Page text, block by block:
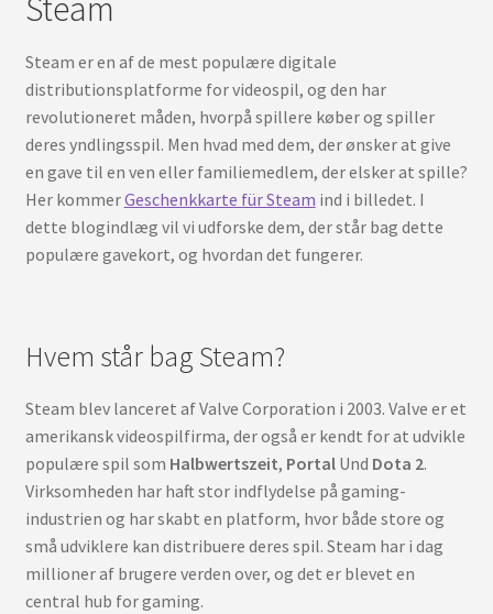
Steam
Steam er en af de mest populære digitale
distributionsplatforme for videospil, og den har
revolutioneret måden, hvorpå spillere køber og spiller
deres yndlingsspil. Men hvad med dem, der ønsker at give
en gave til en ven eller familiemedlem, der elsker at spille?
Her kommerGeschenkkarte für Steam ind i billedet. I
dette blogindlæg vil vi udforske dem, der står bag dette
populære gavekort, og hvordan det fungerer.
Hvem står bag Steam?
Steam blev lanceret af Valve Corporation i 2003. Valve er et
amerikansk videospilfirma, der også er kendt for at udvikle
populære spil som Halbwertszeit, PortalUnd Dota 2.
Virksomheden har haft stor indflydelse på gaming-
industrien og har skabt en platform, hvor både store og
små udviklere kan distribuere deres spil. Steam har i dag
millioner af brugere verden over, og det er blevet en
central hub for gaming.